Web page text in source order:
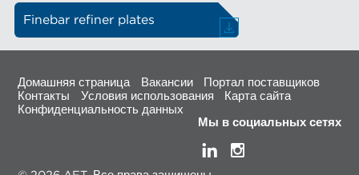
Finebar refiner plates
Домашняя страница Вакансии
Портал поставщиков
Контакты
Условия использования
Карта сайта
Конфиденциальность данных
Мы в социальных сетях